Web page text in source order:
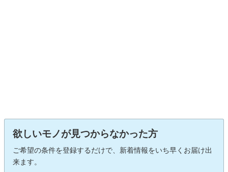
欲しいモノが見つからなかった方
ご希望の条件を登録するだけで、新着情報をいち早くお届け出
来ます。